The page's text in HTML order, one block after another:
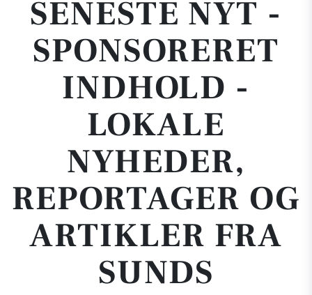
SENESTE NYT -
SPONSORERET
INDHOLD -
LOKALE
NYHEDER,
REPORTAGER OG
ARTIKLER FRA
SUNDS